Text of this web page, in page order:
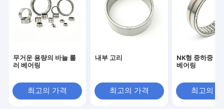
무거운 용량의 바늘 롤
러 베어링
최고의 가격
내부 고리
최고의 가격
NK형 중하중 니
베어링
최고의